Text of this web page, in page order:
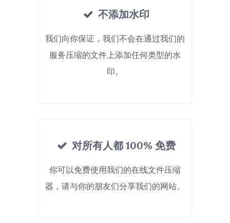
不添加水印
我们向你保证，我们不会在通过我们的
服务压缩的文件上添加任何类型的水
印。
对所有人都 100% 免费
你可以免费使用我们的在线文件压缩
器，请与你的朋友们分享我们的网站。